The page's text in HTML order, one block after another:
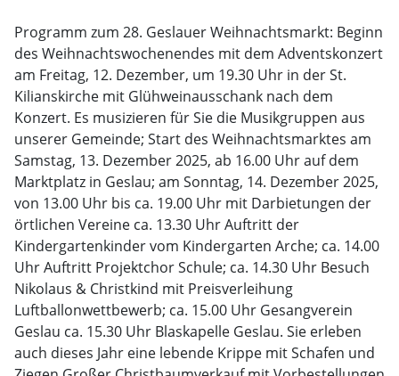
Programm zum 28. Geslauer Weihnachtsmarkt: Beginn
des Weihnachtswochenendes mit dem Adventskonzert
am Freitag, 12. Dezember, um 19.30 Uhr in der St.
Kilianskirche mit Glühweinausschank nach dem
Konzert. Es musizieren für Sie die Musikgruppen aus
unserer Gemeinde; Start des Weihnachtsmarktes am
Samstag, 13. Dezember 2025, ab 16.00 Uhr auf dem
Marktplatz in Geslau; am Sonntag, 14. Dezember 2025,
von 13.00 Uhr bis ca. 19.00 Uhr mit Darbietungen der
örtlichen Vereine ca. 13.30 Uhr Auftritt der
Kindergartenkinder vom Kindergarten Arche; ca. 14.00
Uhr Auftritt Projektchor Schule; ca. 14.30 Uhr Besuch
Nikolaus & Christkind mit Preisverleihung
Luftballonwettbewerb; ca. 15.00 Uhr Gesangverein
Geslau ca. 15.30 Uhr Blaskapelle Geslau. Sie erleben
auch dieses Jahr eine lebende Krippe mit Schafen und